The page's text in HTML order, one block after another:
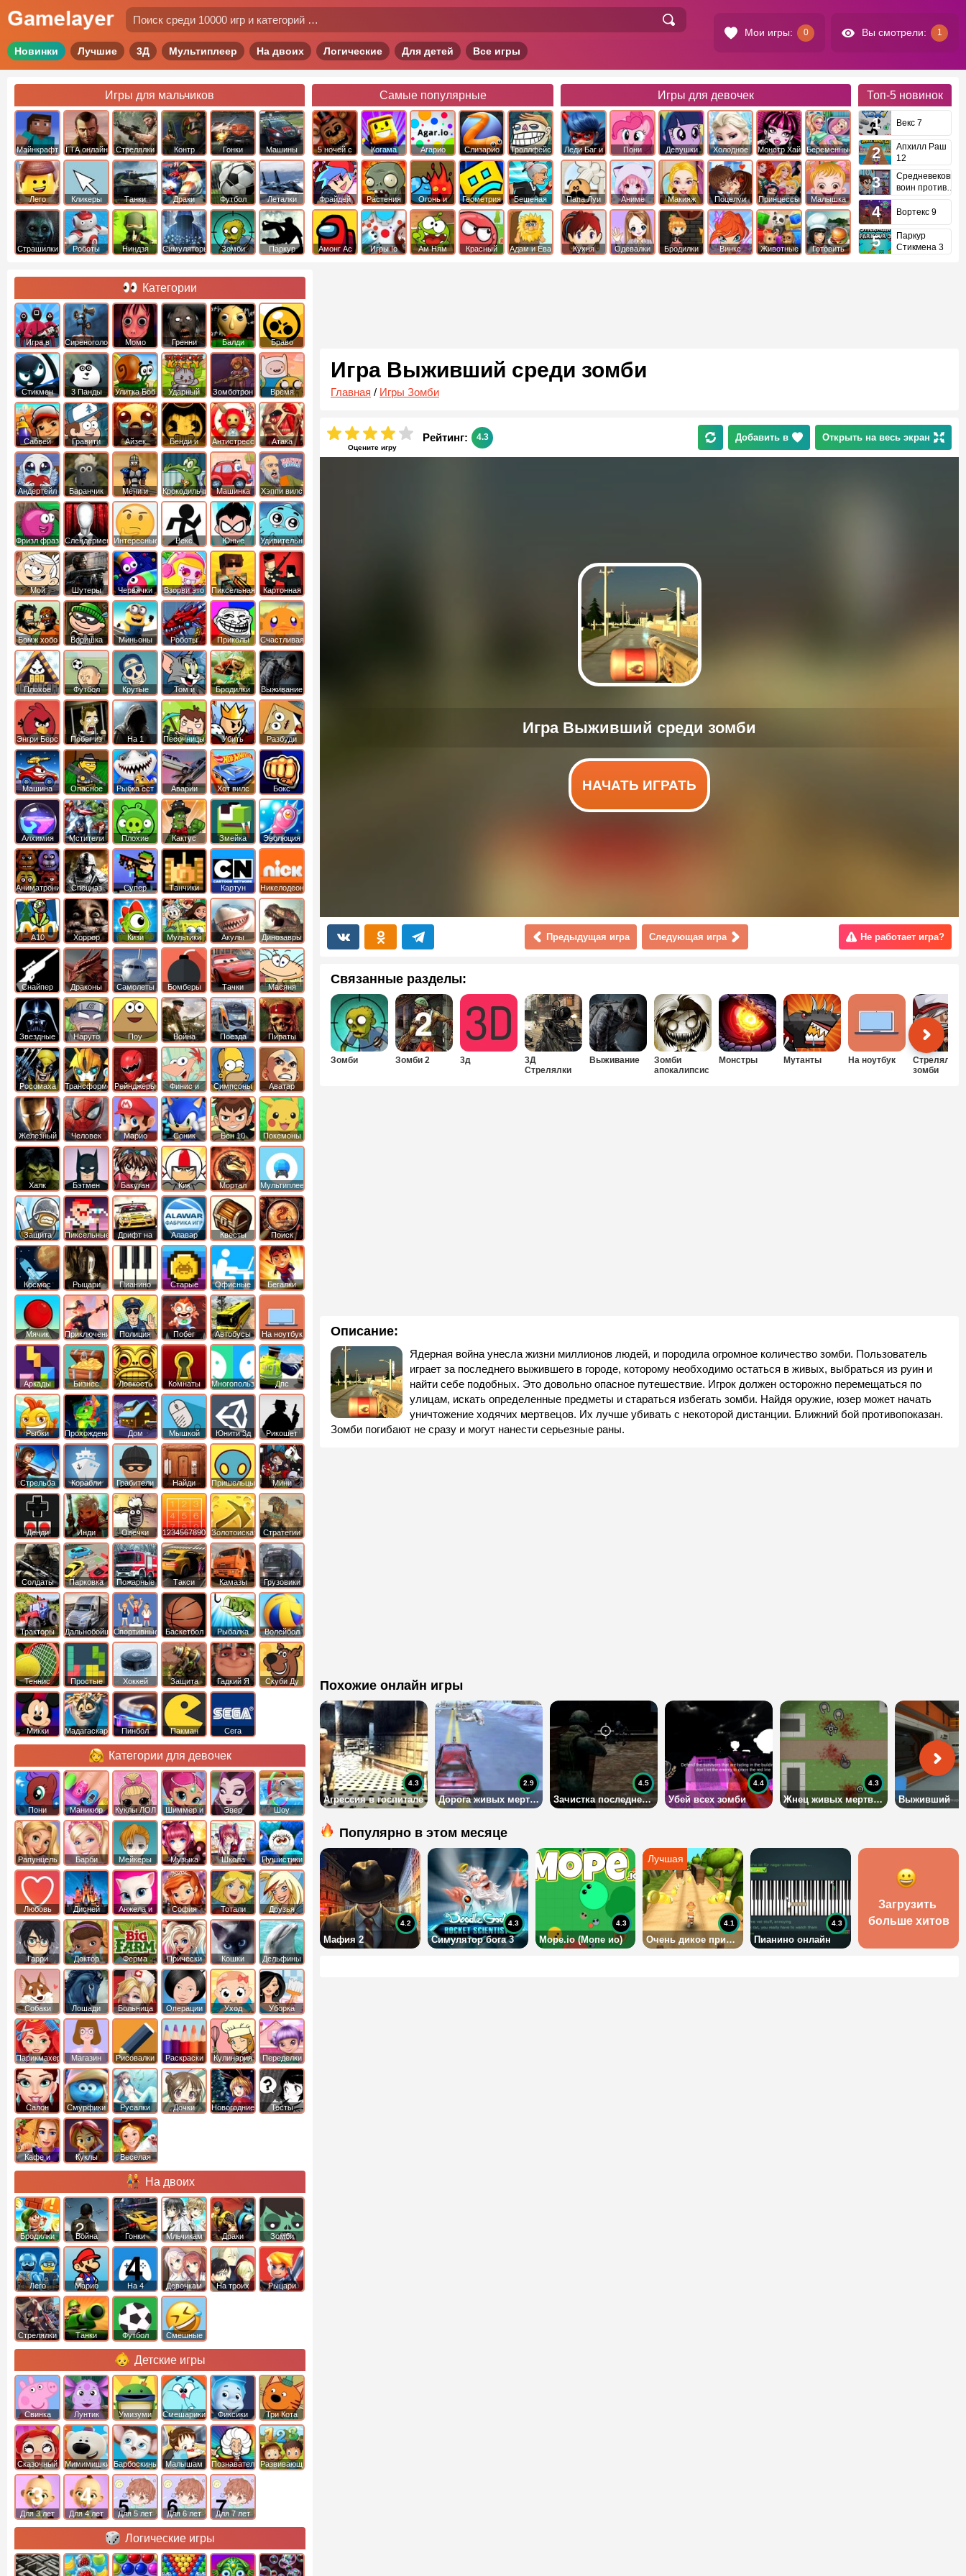
Мои игры: 0 Вы смотрели: 1
Новинки Лучшие 3Д Мультиплеер На двоих Логические Для детей Все игры
Игры для мальчиков
Майнкрафт ГТА онлайн Стрелялки
Контр
Страйк
Гонки Машины
Лего Кликеры Танки Драки Футбол Леталки
Страшилки Роботы Ниндзя Симуляторы Зомби Паркур
Самые популярные
5 ночей с
фредди
Когама Агарио Слизарио
Троллфейс
квест
Фрайдей
Найт
Фанкин
Растения
против
Зомби
Огонь и
Вода
Геометрия
Даш
Бешеная
бабка
сбежала из
психушки
Амонг Ас Игры Io Ам Ням
Красный
Адам и Ева
Игры для девочек
Леди Баг и
Супер Кот
Пони
Дружба это
Девушки
Эквестрии
Холодное
Сердце
Монстр Хай Беременные
Папа Луи Аниме Макияж Поцелуи
Принцессы
Диснея
Малышка
Хейзел
Кухня
Одевалки Бродилки Винкс Животные
Готовить
Топ-5 новинок
Векс 7
Апхилл Раш
12
Средневековый
воин против
Вортекс 9
Паркур
Стикмена 3
Игра Выживший среди зомби
Главная / Игры Зомби
Оцените игру
Рейтинг: 4.3 Добавить в Открыть на весь экран
НАЧАТЬ ИГРАТЬ
Предыдущая игра Следующая игра Не работает игра?
Связанные разделы:
Зомби Зомби 2 3д
3Д
Стрелялки
Выживание
Зомби
апокалипсис
Монстры Мутанты На ноутбук
Стрелялки
зомби
Описание:
Ядерная война унесла жизни миллионов людей, и породила огромное количество зомби. Пользователь
играет за последнего выжившего в городе, которому необходимо остаться в живых, выбраться из руин и
найти себе подобных. Это довольно опасное путешествие. Игрок должен осторожно перемещаться по
улицам, искать определенные предметы и стараться избегать зомби. Найдя оружие, юзер может начать
уничтожение ходячих мертвецов. Их лучше убивать с некоторой дистанции. Ближний бой противопоказан.
Зомби погибают не сразу и могут нанести серьезные раны.
Похожие онлайн игры
Агрессия в госпитале
4.3
Дорога живых мертвецов
2.9
Зачистка последнего города
4.5
Убей всех зомби
4.4
Жнец живых мертвецов (Reaper of the Undead)
4.3
Выживший
Популярно в этом месяце
Мафия 2
4.2
Симулятор бога 3
4.3
Mope.io (Мопе ио)
4.3
Очень дикое приключение
4.1
Пианино онлайн
4.3
Загрузить
больше хитов
Категории
Игра в
Кальмара
Сиреноголовый Момо Гренни Балди
Браво
Старс
Стикмен 3 Панды Улитка Боб
Ударный
отряд котят
Зомботрон
Время
Приключений
Сабвей
Серф
Гравити
Фолз
Айзек
Бенди и
Чернильная
машина
Антистресс
Атака
Титанов
Андертейл
Баранчик
Шон
Мечи и
Сандали
Крокодильчик
Свомпи
Машинка
Вилли
Хэппи вилс
Фризл фраз Слендермен Интересные Векс
Юные
титаны
вперед
Удивительный
мир
Гамбола
Мой
шумный
дом
Шутеры Червячки Взорви это
Пиксельная
война
Картонная
башка
Бомж хобо
Воришка
боб
Миньоны
Роботы
динозавры
Приколы
Счастливая
обезьянка
Плохое
мороженое
Футбол
головами
Крутые
Том и
джерри
Бродилки
Приключения
Выживание
Энгри Берс
Побег из
тюрьмы
На 1 Песочницы
Убить
короля
Разбуди
коробку
Машина
ест
машину
Опасное
оружие
Рыбка ест
рыбку
Аварии
машин
Хот вилс Бокс
Алхимия Мстители
Плохие
свинки
Кактус
маккой
Змейка Эволюция
Аниматроники Спецназ
Супер
бойцы
Танчики
Картун
нетворк
Никелодеон
А10 Хоррор Кизи Мультики Акулы Динозавры
Снайпер Драконы Самолеты Бомберы Тачки Масяня
Звездные
войны
Наруто Поу Война Поезда
Пираты
Карибского
Моря
Росомаха ТрансформерыРейнджеры
Самураи
Финис и
Ферб
Симпсоны
Аватар
легенда об
Аанге
Железный
человек
Человек
Паук
Марио Соник Бен 10 Покемоны
Халк Бэтмен Бакуган
Кик
Бутовский
Мортал
комбат
Мультиплеер
Защита
королевства
Пиксельные
Дрифт на
машинах
Алавар Квесты
Поиск
предметов
Космос Рыцари Пианино Старые Офисные Бегалки
Мячик Приключения Полиция Побег Автобусы На ноутбук
Аркады
Бизнес
симуляторы
Ловкость Комнаты Многопользовательские
Дпс
Рыбки Прохождение Дом Мышкой Юнити 3д Рикошет
Cтрельба
из лука
Корабли Грабители
Найди
выход
Пришельцы Мини
Денди Инди
Овечки
идут домой
1234567890 ЗолотоискательСтратегии
Солдаты
Парковка
машин
Пожарные
машины
Такси Камазы Грузовики
Тракторы ДальнобойщикиСпортивные Баскетбол Рыбалка Волейбол
Теннис Простые Хоккей
Защита
башни
Гадкий Я Скуби Ду
Микки
Мадагаскар Пинбол Пакман Сега
Категории для девочек
Пони
креатор
Маникюр Куклы ЛОЛ
Шиммер и
Шайн
Эвер
Афтер Хай
Шоу
дельфинов
Рапунцель Барби Мейкеры Музыка Школа Пушистики
Любовь Дисней
Анжела и
том
София
Прекрасная
Тотали
Спайс
Друзья
ангелов
Гарри
Поттер
Доктор
Плюшева
Ферма Прически Кошки Дельфины
Собаки Лошади Больница Операции Уход Уборка
Парикмахер Магазин Рисовалки Раскраски Кулинария Переделки
Салон Смурфики Русалки Дочки Новогодние Тесты
Кафе и
Куклы
Веселая
На двоих
Бродилки Война Гонки Мльчикам Драки Зомби
Лего Марио На 4 Девочкам На троих Рыцари
Стрелялки Танки Футбол Смешные
Детские игры
Свинка
Пеппа
Лунтик Умизуми Смешарики Фиксики Три Кота
Сказочный
патруль
Мимимишки Барбоскины Малышам ПознавательныеРазвивающие
Для 3 лет Для 4 лет Для 5 лет Для 6 лет Для 7 лет
Логические игры